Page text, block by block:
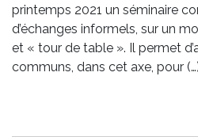
printemps 2021 un séminaire
d’échanges informels, sur un
et « tour de table ». Il permet
communs, dans cet axe, pour